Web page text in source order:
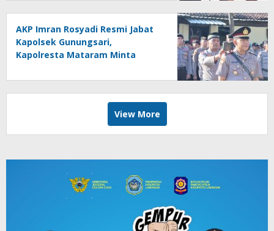
AKP Imran Rosyadi Resmi Jabat
Kapolsek Gunungsari,
Kapolresta Mataram Minta
View More